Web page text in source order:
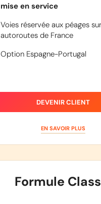
mise en service
Voies réservée aux péages
autoroutes de France
Option Espagne-Portugal
DEVENIR CLIENT
EN SAVOIR PLUS
Formule